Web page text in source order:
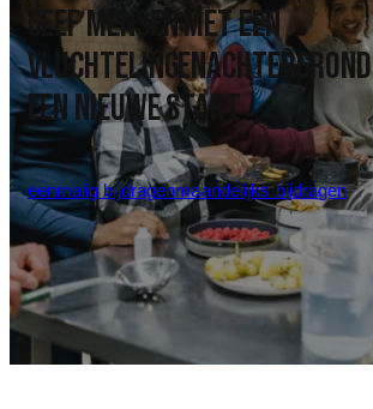
GEEF MENSEN MET EEN
VLUCHTELINGENACHTERGROND
EEN NIEUWE START
eenmalig bijdragenmaandelijks bijdragen